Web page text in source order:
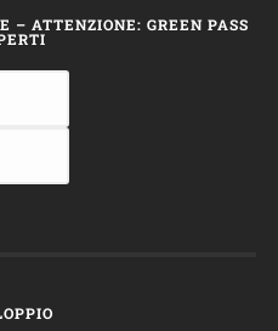
– ATTENZIONE: GREEN PASS